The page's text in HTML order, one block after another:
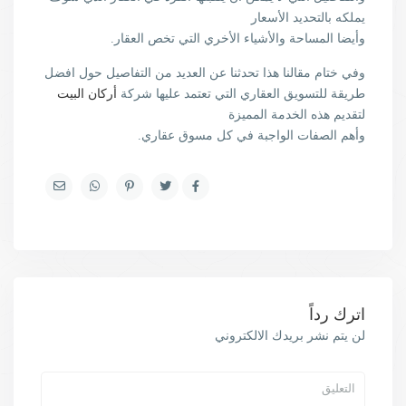
يملكه بالتحديد الأسعار
وأيضا المساحة والأشياء الأخري التي تخص العقار.
وفي ختام مقالنا هذا تحدثنا عن العديد من التفاصيل حول افضل
طريقة للتسويق العقاري التي تعتمد عليها شركة أركان البيت
لتقديم هذه الخدمة المميزة
وأهم الصفات الواجبة في كل مسوق عقاري.
اترك رداً
لن يتم نشر بريدك الالكتروني